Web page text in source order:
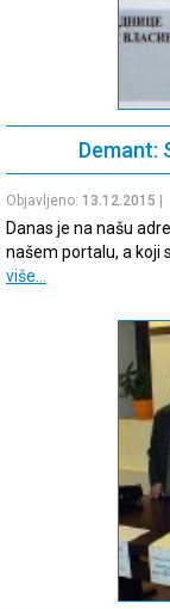
Demant:
Objavljeno: 13.12.2015 |
Danas je na našu
našem portalu, a koji
više…